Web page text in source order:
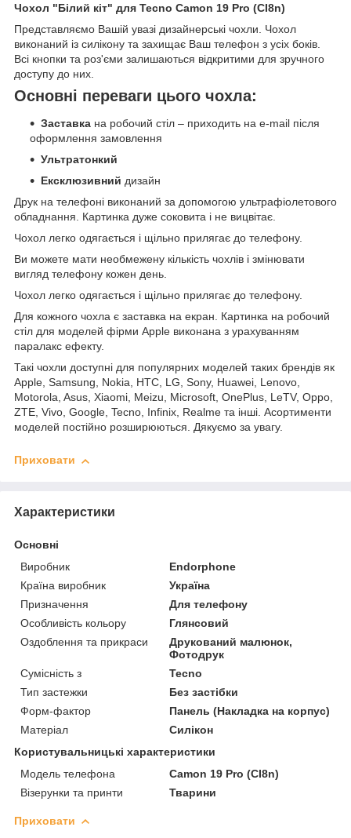
Чохол "Білий кіт" для Tecno Camon 19 Pro (CI8n)
Представляємо Вашій увазі дизайнерські чохли. Чохол
виконаний із силікону та захищає Ваш телефон з усіх боків.
Всі кнопки та роз'єми залишаються відкритими для зручного
доступу до них.
Основні переваги цього чохла:
Заставка на робочий стіл – приходить на e-mail після
оформлення замовлення
Ультратонкий
Ексклюзивний дизайн
Друк на телефоні виконаний за допомогою ультрафіолетового
обладнання. Картинка дуже соковита і не вицвітає.
Чохол легко одягається і щільно прилягає до телефону.
Ви можете мати необмежену кількість чохлів і змінювати
вигляд телефону кожен день.
Чохол легко одягається і щільно прилягає до телефону.
Для кожного чохла є заставка на екран. Картинка на робочий
стіл для моделей фірми Apple виконана з урахуванням
паралакс ефекту.
Такі чохли доступні для популярних моделей таких брендів як
Apple, Samsung, Nokia, HTC, LG, Sony, Huawei, Lenovo,
Motorola, Asus, Xiaomi, Meizu, Microsoft, OnePlus, LeTV, Oppo,
ZTE, Vivo, Google, Tecno, Infinix, Realme та інші. Асортименти
моделей постійно розширюються. Дякуємо за увагу.
Приховати
Характеристики
Основні
Виробник
Endorphone
Країна виробник
Україна
Призначення
Для телефону
Особливість кольору
Глянсовий
Оздоблення та прикраси
Друкований малюнок,
Фотодрук
Сумісність з
Tecno
Тип застежки
Без застібки
Форм-фактор
Панель (Накладка на корпус)
Матеріал
Силікон
Користувальницькі характеристики
Модель телефона
Camon 19 Pro (CI8n)
Візерунки та принти
Тварини
Приховати